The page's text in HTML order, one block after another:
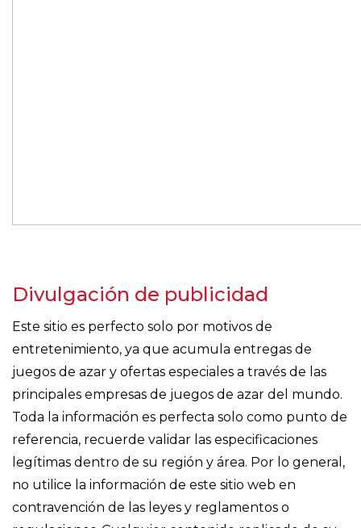
Divulgación de publicidad
Este sitio es perfecto solo por motivos de
entretenimiento, ya que acumula entregas de
juegos de azar y ofertas especiales a través de las
principales empresas de juegos de azar del mundo.
Toda la información es perfecta solo como punto de
referencia, recuerde validar las especificaciones
legítimas dentro de su región y área. Por lo general,
no utilice la información de este sitio web en
contravención de las leyes y reglamentos o